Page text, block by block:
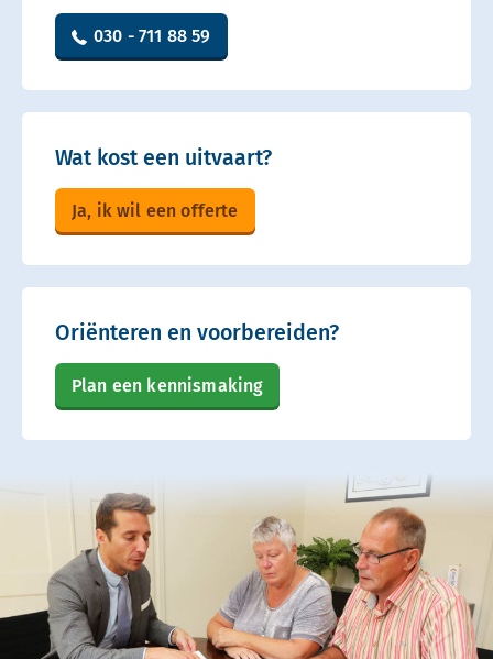
030 - 711 88 59
Wat kost een uitvaart?
Ja, ik wil een offerte
Oriënteren en voorbereiden?
Plan een kennismaking